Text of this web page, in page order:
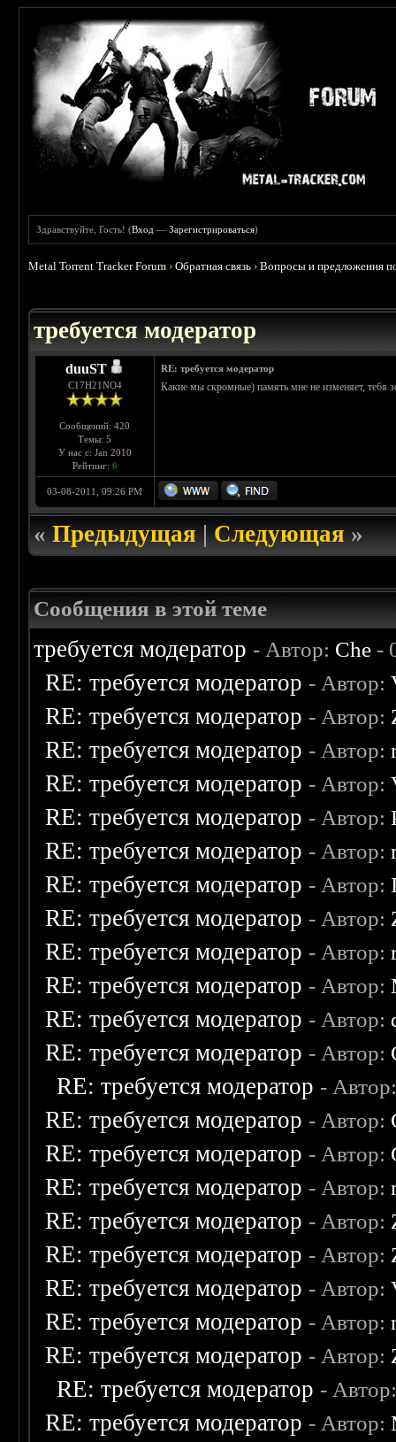
Здравствуйте, Гость! (Вход —Зарегистрироваться)
Metal Torrent Tracker Forum ›Обратная связь ›Вопросы и предложения
требуется модератор
duuST
С17H21NO4
Сообщений: 420
Темы: 5
У нас с: Jan 2010
Рейтинг: 6
RE: требуется модератор
Какие мы скромные) память мне не изменяет, тебя
03-08-2011, 09:26 PM
«Предыдущая|Следующая»
Сообщения в этой теме
требуется модератор - Автор: Che -
RE: требуется модератор - Автор:
RE: требуется модератор - Автор:
RE: требуется модератор - Автор:
RE: требуется модератор - Автор:
RE: требуется модератор - Автор:
RE: требуется модератор - Автор:
RE: требуется модератор - Автор:
RE: требуется модератор - Автор:
RE: требуется модератор - Автор:
RE: требуется модератор - Автор:
RE: требуется модератор - Автор:
RE: требуется модератор - Автор:
RE: требуется модератор -
RE: требуется модератор - Автор:
RE: требуется модератор - Автор:
RE: требуется модератор - Автор:
RE: требуется модератор - Автор:
RE: требуется модератор - Автор:
RE: требуется модератор - Автор:
RE: требуется модератор - Автор:
RE: требуется модератор - Автор:
RE: требуется модератор -
RE: требуется модератор - Автор: